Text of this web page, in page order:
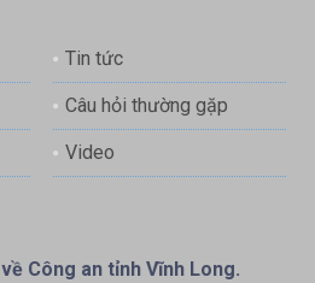
Tin tức
Câu hỏi thường gặp
Video
Công an tỉnh Vĩnh Long.